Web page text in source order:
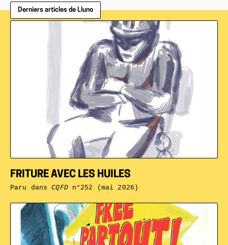
Derniers articles de Lluno
FRITURE AVEC LES HUILES
Paru dansCQFDn°252 (mai 2026)